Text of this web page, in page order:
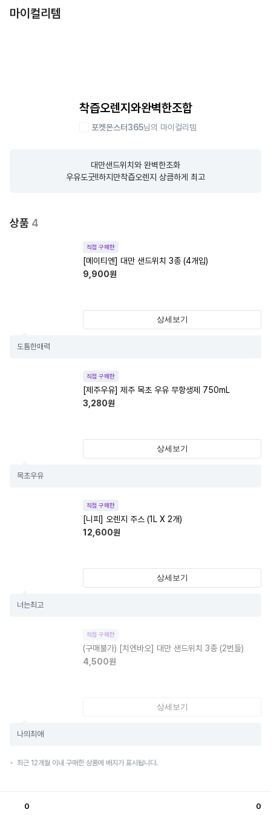
마이컬리템
착즙오렌지와완벽한조합
포켓몬스터365님의 마이컬리템
대만샌드위치와 완벽한조화
우유도굿!!하지만착즙오렌지 상큼하게 최고
상품 4
직접 구매한
[메이티엔] 대만 샌드위치 3종 (4개입)
9,900원
상세보기
도톰한매력
직접 구매한
[제주우유] 제주 목초 우유 무항생제 750mL
3,280원
상세보기
목초우유
직접 구매한
[니피] 오렌지 주스 (1L X 2개)
12,600원
상세보기
너는최고
직접 구매한
(구매불가) [치엔바오] 대만 샌드위치 3종 (2번들)
4,500원
상세보기
나의최애
최근 12개월 이내 구매한 상품에 배지가 표시됩니다.
0 0